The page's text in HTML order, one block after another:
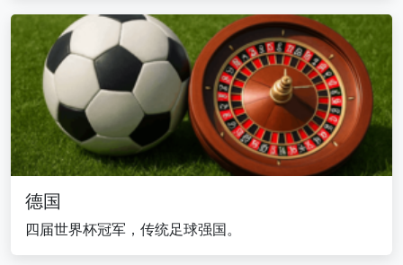
德国
四届世界杯冠军，传统足球强国。